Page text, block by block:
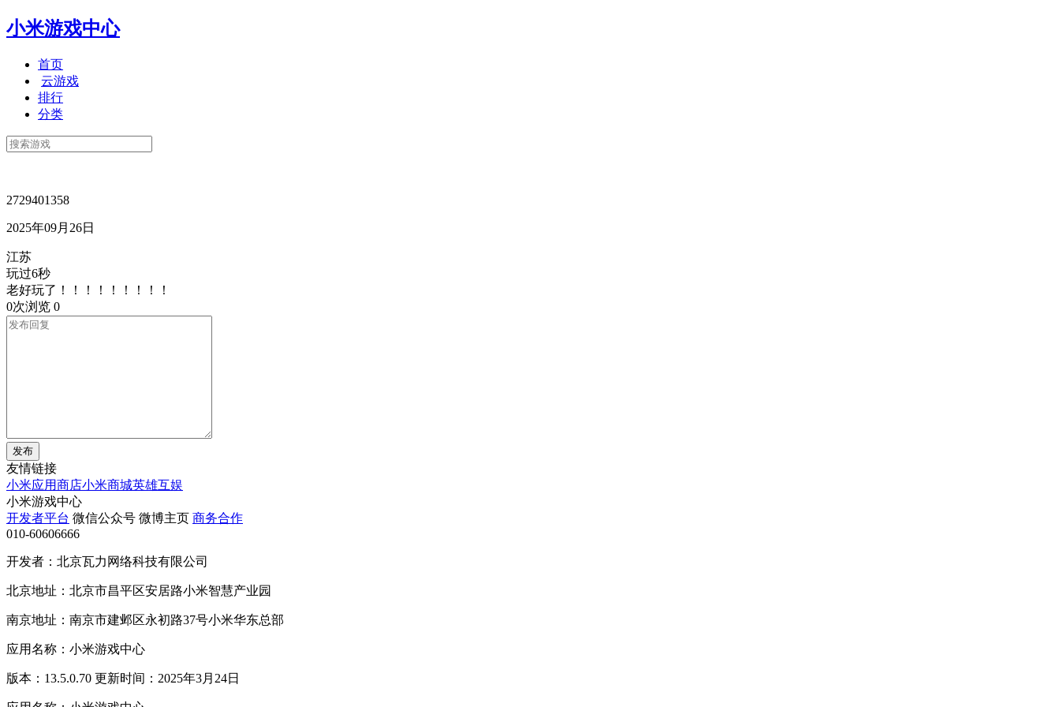
小米游戏中心
首页
云游戏
排行
分类
2729401358
2025年09月26日
江苏
玩过6秒
老好玩了！！！！！！！！！
0次浏览 0
发布
友情链接
小米应用商店小米商城英雄互娱
小米游戏中心
开发者平台 微信公众号 微博主页 商务合作
010-60606666
开发者：北京瓦力网络科技有限公司
北京地址：北京市昌平区安居路小米智慧产业园
南京地址：南京市建邺区永初路37号小米华东总部
应用名称：小米游戏中心
版本：13.5.0.70 更新时间：2025年3月24日